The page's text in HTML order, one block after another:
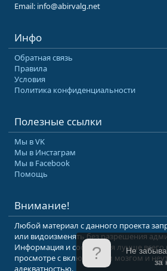
Email: info@abirvalg.net
Инфо
Обратная связь
Правила
Условия
Политика конфиденциальности
Полезные ссылки
Мы в VK
Мы в Инстаграм
Мы в Facebook
Помощь
Внимание!
Любой материал с данного проекта
или видоизменять без разрешения
Информация и сообщения лучше всего
просмотре с включенным мозгом и
адекватностью.
Не
за